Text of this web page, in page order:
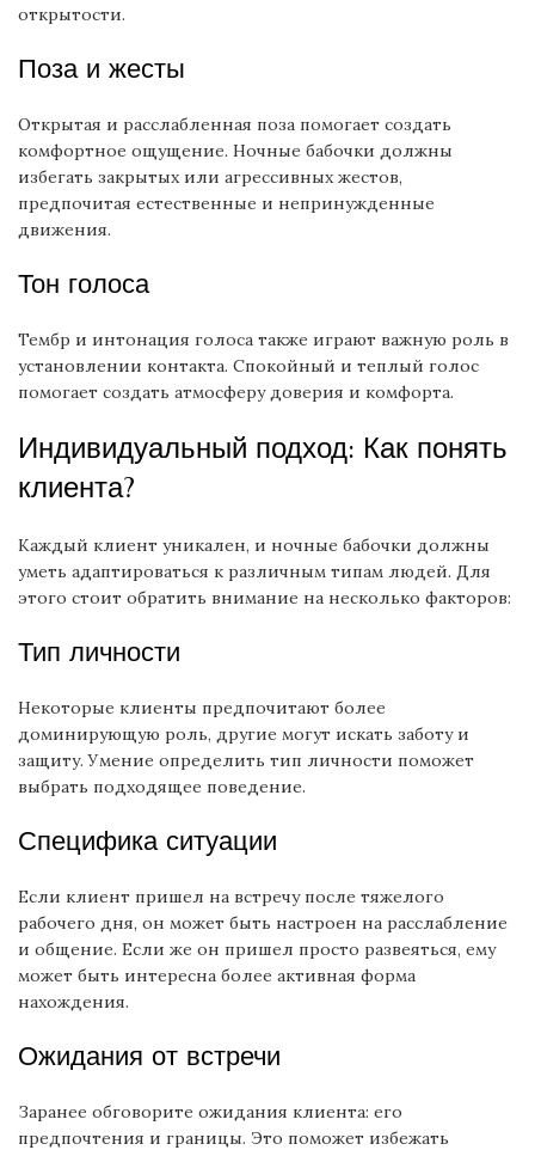
открытости.
Поза и жесты
Открытая и расслабленная поза помогает создать
комфортное ощущение. Ночные бабочки должны
избегать закрытых или агрессивных жестов,
предпочитая естественные и непринужденные
движения.
Тон голоса
Тембр и интонация голоса также играют важную роль в
установлении контакта. Спокойный и теплый голос
помогает создать атмосферу доверия и комфорта.
Индивидуальный подход: Как понять
клиента?
Каждый клиент уникален, и ночные бабочки должны
уметь адаптироваться к различным типам людей. Для
этого стоит обратить внимание на несколько факторов:
Тип личности
Некоторые клиенты предпочитают более
доминирующую роль, другие могут искать заботу и
защиту. Умение определить тип личности поможет
выбрать подходящее поведение.
Специфика ситуации
Если клиент пришел на встречу после тяжелого
рабочего дня, он может быть настроен на расслабление
и общение. Если же он пришел просто развеяться, ему
может быть интересна более активная форма
нахождения.
Ожидания от встречи
Заранее обговорите ожидания клиента: его
предпочтения и границы. Это поможет избежать